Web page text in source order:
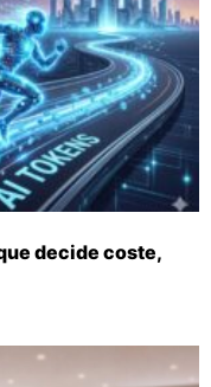
decide coste,